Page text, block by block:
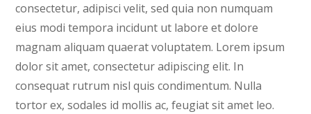
consectetur, adipisci velit, sed quia non numquam
eius modi tempora incidunt ut labore et dolore
magnam aliquam quaerat voluptatem. Lorem ipsum
dolor sit amet, consectetur adipiscing elit. In
consequat rutrum nisl quis condimentum. Nulla
tortor ex, sodales id mollis ac, feugiat sit amet leo.